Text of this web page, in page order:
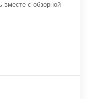
вместе с обзорной